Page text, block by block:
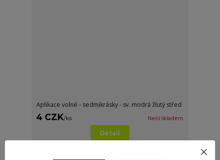
Aplikace volné - sedmikrásky - sv. modrá žlutý střed
4 CZK/ks Není skladem
Detail